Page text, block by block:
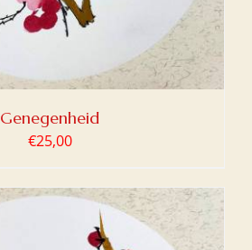
Genegenheid
€25,00